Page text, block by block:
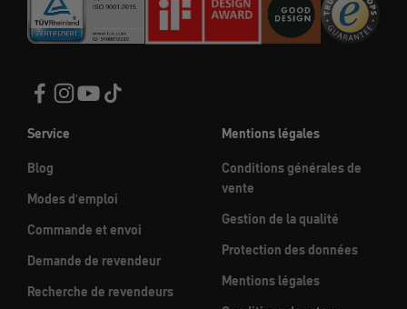
Service
Blog
Modes d'emploi
Commande et envoi
Demande de revendeur
Recherche de revendeurs
Mentions légales
Conditions générales de
vente
Gestion de la qualité
Protection des données
Mentions légales